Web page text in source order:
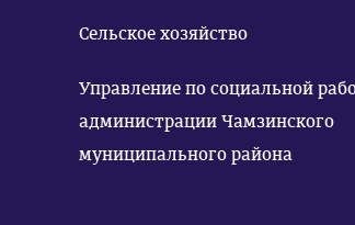
Сельское хозяйство
Управление по социальной
администрации Чамзинского
муниципального района